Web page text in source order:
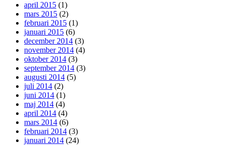
april 2015 (1)
mars 2015 (2)
februari 2015 (1)
januari 2015 (6)
december 2014 (3)
november 2014 (4)
oktober 2014 (3)
september 2014 (3)
augusti 2014 (5)
juli 2014 (2)
juni 2014 (1)
maj 2014 (4)
april 2014 (4)
mars 2014 (6)
februari 2014 (3)
januari 2014 (24)